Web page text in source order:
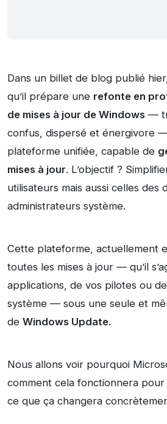
Dans un billet de blog publié
qu’il prépare une refonte en
de mises à jour de Windows —
confus, dispersé et énergivore
plateforme unifiée, capable de
mises à jour. L’objectif ?
utilisateurs mais aussi celles des
administrateurs système.
Cette plateforme, actuellement
toutes les mises à jour — qu’il
applications, de vos pilotes ou
système — sous une seule et
de Windows Update.
Nous allons voir pourquoi
comment cela fonctionnera
ce que ça changera